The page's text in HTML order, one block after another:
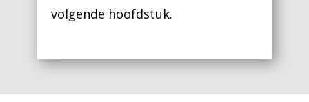
volgende hoofdstuk.